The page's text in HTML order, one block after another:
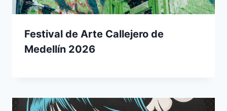
Festival de Arte Callejero de
Medellín 2026